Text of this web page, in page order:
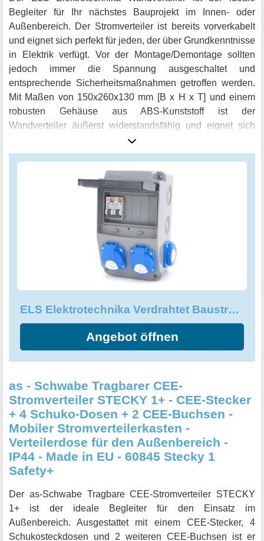
Begleiter für Ihr nächstes Bauprojekt im Innen- oder
Außenbereich. Der Stromverteiler ist bereits vorverkabelt
und eignet sich perfekt für jeden, der über Grundkenntnisse
in Elektrik verfügt. Vor der Montage/Demontage sollten
jedoch immer die Spannung ausgeschaltet und
entsprechende Sicherheitsmaßnahmen getroffen werden.
Mit Maßen von 150x260x130 mm [B x H x T] und einem
robusten Gehäuse aus ABS-Kunststoff ist der
Wandverteiler äußerst widerstandsfähig und eignet sich
perfekt für den Einsatz in Industrie, Handwerk und Hobby.
Alle Steckdosen sind mit Klappen ausgestattet, die die
sorgen. Der Stromverteiler ist außerdem mit N+PE
Klemmen versehen und vollständig verdrahtet und
betriebsbereit. Eine PG16-Kabelverschraubung ist
ebenfalls enthalten. Der Wandverteiler ist für die
Wandmontage vorgesehen und enthält zwei zuverlässige
LS Schalter C16A 1-polig 6kA. Alle LS-Schalter sind dabei
mit einem Intertek 'S' Zeichen versehen. Der
Baustromverteiler besitzt insgesamt vier 16A/230V/IP54
1-polig. Alle Steckdosen sind zudem mit Leitungen von
2,5mm2 verdrahtet, um sicherzustellen, dass sie den
Anforderungen jederzeit gerecht werden. Nutzen Sie den
ELS Elektrotechnika Wandverteiler und profitieren Sie von
Bauprojekte. Der Stromverteiler ist einfach zu installieren
und sorgt für eine effektive Stromversorgung Ihrer Geräte.
ELS Elektrotechnika Verdrahtet Baustromverteiler Wandverteiler Stromverteiler
Angebot öffnen
as - Schwabe Tragbarer CEE-
Stromverteiler STECKY 1+ - CEE-Stecker
+ 4 Schuko-Dosen + 2 CEE-Buchsen -
Mobiler Stromverteilerkasten -
Verteilerdose für den Außenbereich -
IP44 - Made in EU - 60845 Stecky 1
Safety+
Der as-Schwabe Tragbare CEE-Stromverteiler STECKY
1+ ist der ideale Begleiter für den Einsatz im
Außenbereich. Ausgestattet mit einem CEE-Stecker, 4
Schukosteckdosen und 2 weiteren CEE-Buchsen ist er